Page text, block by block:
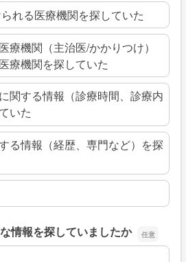
れる医療機関を探していた
療機関（主治医/かかりつけ）
療機関を探していた
関する情報（診療時間、診療内
いた
る情報（経歴、専門など）を探
情報を探していましたか
情報を探していましたか